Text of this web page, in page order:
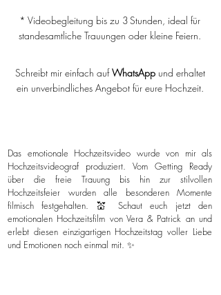
* Videobegleitung bis zu 3 Stunden, ideal für
standesamtliche Trauungen oder kleine Feiern.
Schreibt mir einfach aufWhatsAppund erhaltet
ein unverbindliches Angebot für eure Hochzeit.
Das emotionale Hochzeitsvideo wurde von mir als
Hochzeitsvideograf produziert. Vom Getting Ready
über die freie Trauung bis hin zur stilvollen
Hochzeitsfeier wurden alle besonderen Momente
filmisch festgehalten. 💒 Schaut euch jetzt den
emotionalen Hochzeitsfilm von Vera & Patrick an und
erlebt diesen einzigartigen Hochzeitstag voller Liebe
und Emotionen noch einmal mit. ✨